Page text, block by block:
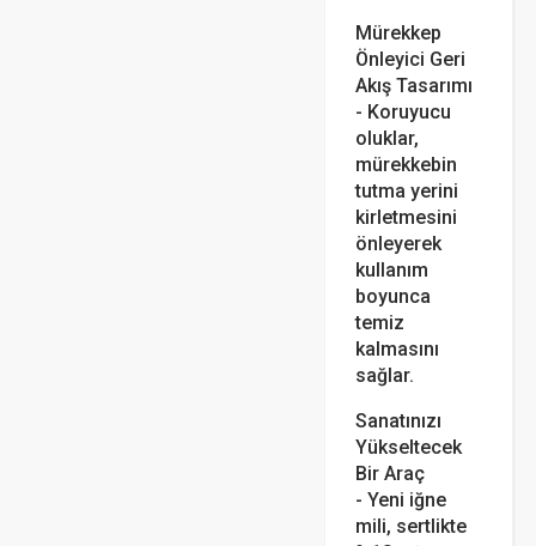
Mürekkep
Önleyici Geri
Akış Tasarımı
- Koruyucu
oluklar,
mürekkebin
tutma yerini
kirletmesini
önleyerek
kullanım
boyunca
temiz
kalmasını
sağlar.
Sanatınızı
Yükseltecek
Bir Araç
- Yeni iğne
mili, sertlikte